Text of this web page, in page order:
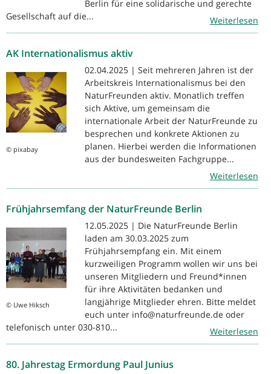
Berlin für eine solidarische und gerechte
Gesellschaft auf die...
Weiterlesen
AK Internationalismus aktiv
© pixabay
02.04.2025 | Seit mehreren Jahren ist der
Arbeitskreis Internationalismus bei den
NaturFreunden aktiv. Monatlich treffen
sich Aktive, um gemeinsam die
internationale Arbeit der NaturFreunde zu
besprechen und konkrete Aktionen zu
planen. Hierbei werden die Informationen
aus der bundesweiten Fachgruppe...
Weiterlesen
Frühjahrsemfang der NaturFreunde Berlin
© Uwe Hiksch
12.05.2025 | Die NaturFreunde Berlin
laden am 30.03.2025 zum
Frühjahrsempfang ein. Mit einem
kurzweiligen Programm wollen wir uns bei
unseren Mitgliedern und Freund*innen
für ihre Aktivitäten bedanken und
langjährige Mitglieder ehren. Bitte meldet
euch unter info@naturfreunde.de oder
telefonisch unter 030-810...
Weiterlesen
80. Jahrestag Ermordung Paul Junius